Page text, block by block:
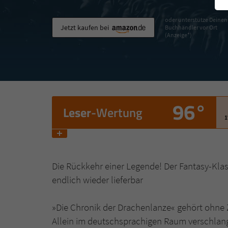
Jetzt kaufen bei
oder unterstütze Deinen
Buchhändler vor Ort
(Anzeige*)
Leser-Wertung 96°
Die Rückkehr einer Legende! Der Fantasy-
endlich wieder lieferbar
»Die Chronik der Drachenlanze« gehört
Allein im deutschsprachigen Raum